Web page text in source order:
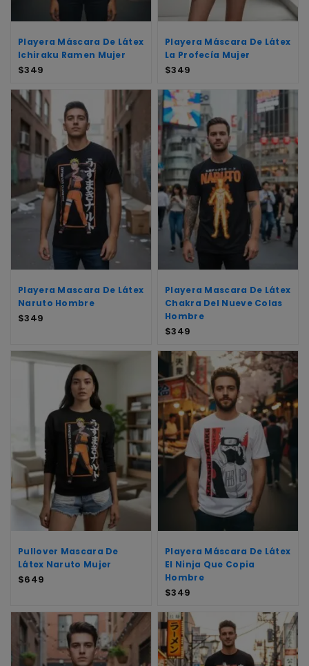
Playera Máscara De Látex
Ichiraku Ramen Mujer
$349
Playera Máscara De Látex
La Profecía Mujer
$349
Playera Mascara De Látex
Naruto Hombre
$349
Playera Mascara De Látex
Chakra Del Nueve Colas
Hombre
$349
Pullover Mascara De
Látex Naruto Mujer
$649
Playera Máscara De Látex
El Ninja Que Copia
Hombre
$349